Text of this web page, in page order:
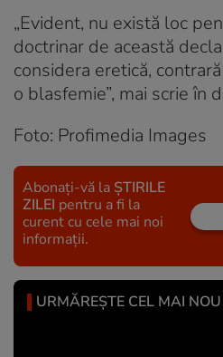
„Evident, nu există loc
doctrinar de această
considera eretică,
o blasfemie”, mai scrie în
Foto: Profimedia Images
Abonați-vă la ȘTIRILE
ZILEI pentru a fi la
curent cu cele mai noi
informații.
URMĂREȘTE CEL MAI